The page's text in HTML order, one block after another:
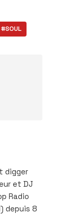
#SOUL
digger
et DJ
Radio
depuis 8